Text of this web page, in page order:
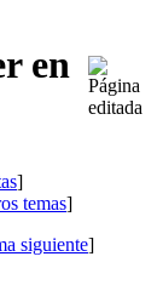
en
]
temas]
siguiente]